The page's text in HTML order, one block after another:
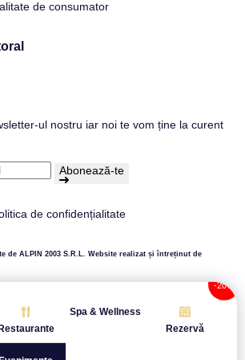
ul nostru iar noi te vom ține la curent
Abonează-te
de confidențialitate
de ALPIN 2003 S.R.L. Website realizat și întreținut de
Restaurante
Spa & Wellness
Rezervă